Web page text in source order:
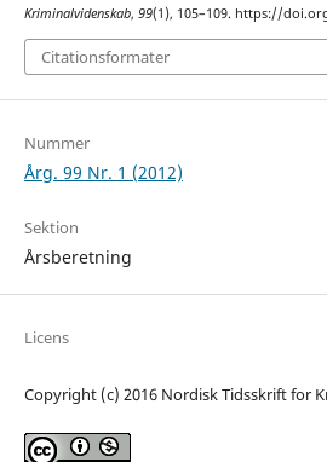
Kriminalvidenskab, 99(1), 105–109. https://
Citationsformater
Nummer
Årg. 99 Nr. 1 (2012)
Sektion
Årsberetning
Licens
Copyright (c) 2016 Nordisk Tidsskrift for